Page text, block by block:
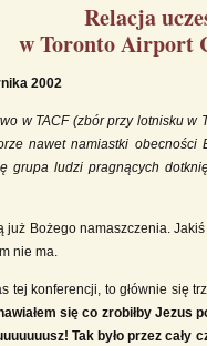
Relacja
w Toronto Airport
2002
w TACF (zbór przy lotnisku w
nawet namiastki
grupa ludzi pragnących
Bożego namaszczenia.
nie ma.
konferencji, to głównie się
się co zrobiłby Jezus
Tak było przez